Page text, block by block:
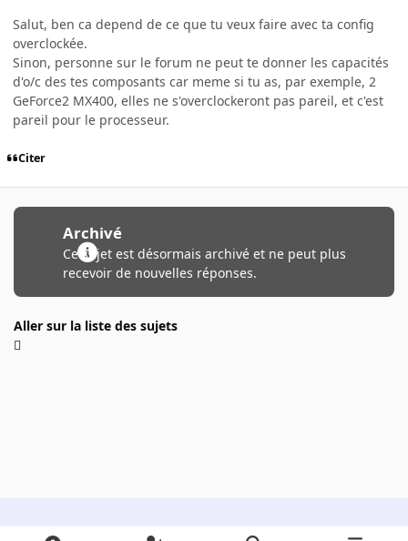
Salut, ben ca depend de ce que tu veux faire avec ta config
overclockée.
Sinon, personne sur le forum ne peut te donner les capacités
d'o/c des tes composants car meme si tu as, par exemple, 2
GeForce2 MX400, elles ne s'overclockeront pas pareil, et c'est
pareil pour le processeur.
Citer
Archivé
Ce sujet est désormais archivé et ne peut plus
recevoir de nouvelles réponses.
Aller sur la liste des sujets